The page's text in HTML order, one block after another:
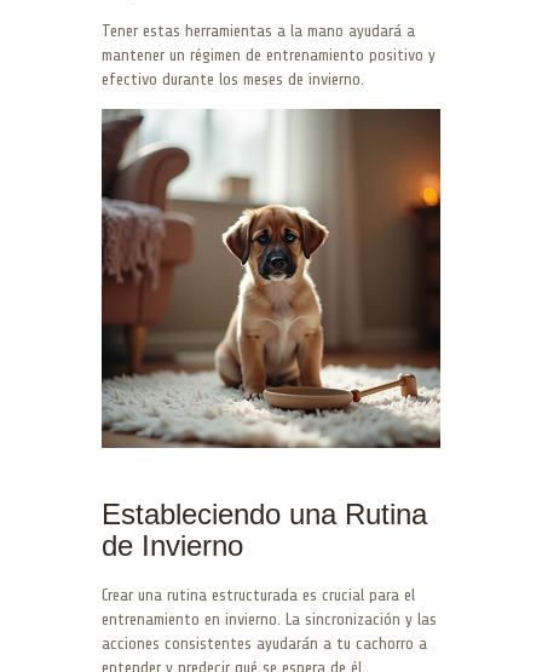
Tener estas herramientas a la mano ayudará a
mantener un régimen de entrenamiento positivo y
efectivo durante los meses de invierno.
Estableciendo una Rutina
de Invierno
Crear una rutina estructurada es crucial para el
entrenamiento en invierno. La sincronización y las
acciones consistentes ayudarán a tu cachorro a
entender y predecir qué se espera de él.